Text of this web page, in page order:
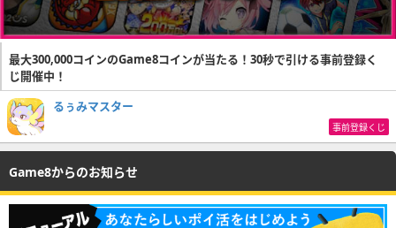
最大300,000コインのGame8コインが当たる！30秒で引ける事前登録く
じ開催中！
るぅみマスター
事前登録くじ
Game8からのお知らせ